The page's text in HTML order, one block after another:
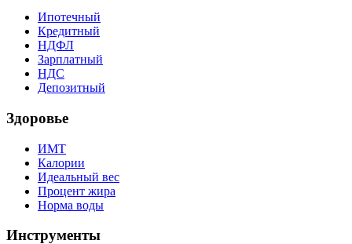
Ипотечный
Кредитный
НДФЛ
Зарплатный
НДС
Депозитный
Здоровье
ИМТ
Калории
Идеальный вес
Процент жира
Норма воды
Инструменты